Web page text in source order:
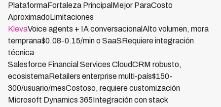
PlataformaFortaleza PrincipalMejor ParaCosto
AproximadoLimitaciones
KlevaVoice agents + IA conversacionalAlto volumen, mora
temprana$0.08-0.15/min o SaaSRequiere integración
técnica
Salesforce Financial Services CloudCRM robusto,
ecosistemaRetailers enterprise multi-país$150-
300/usuario/mesCostoso, requiere customización
Microsoft Dynamics 365Integración con stack